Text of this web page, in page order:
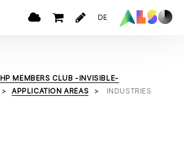
DE
HP MEMBERS CLUB -INVISIBLE-
APPLICATION AREAS INDUSTRIES